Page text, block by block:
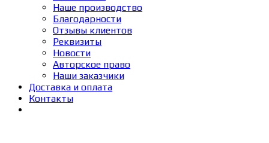
Наше производство
Благодарности
Отзывы клиентов
Реквизиты
Новости
Авторское право
Наши заказчики
Доставка и оплата
Контакты